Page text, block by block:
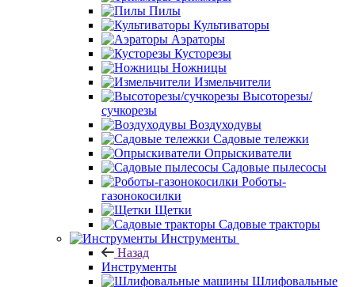
Пилы
Культиваторы
Аэраторы
Кусторезы
Ножницы
Измельчители
Высоторезы/
сучкорезы
Воздуходувы
Садовые тележки
Опрыскиватели
Садовые пылесосы
Роботы-
газонокосилки
Щетки
Садовые тракторы
Инструменты
Назад
Инструменты
Шлифовальные